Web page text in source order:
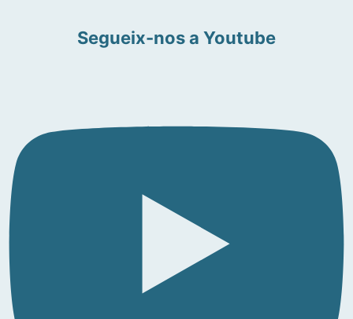
Segueix-nos a Youtube